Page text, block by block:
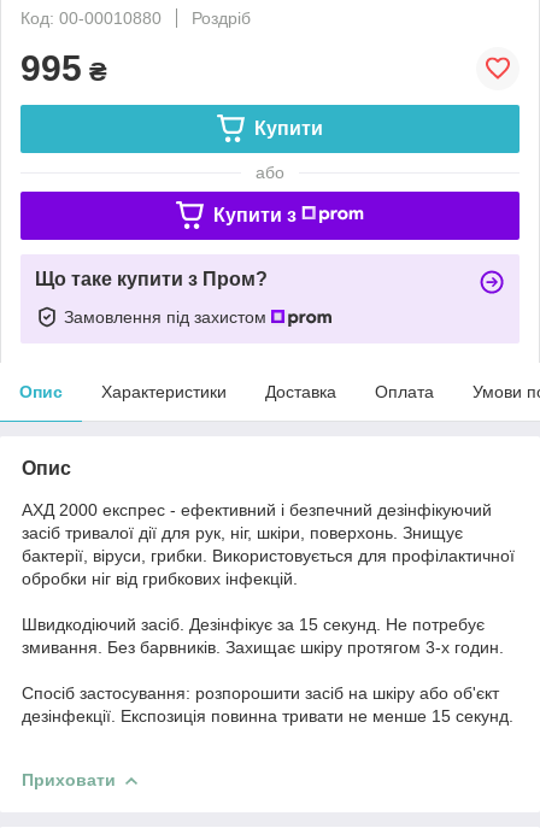
Код: 00-00010880
Роздріб
995 ₴
Купити
або
Купити з
Що таке купити з Пром?
Замовлення під захистом
Опис Характеристики Доставка Оплата Умови
Опис
АХД 2000 експрес - ефективний і безпечний дезінфікуючий
засіб тривалої дії для рук, ніг, шкіри, поверхонь. Знищує
бактерії, віруси, грибки. Використовується для профілактичної
обробки ніг від грибкових інфекцій.
Швидкодіючий засіб. Дезінфікує за 15 секунд. Не потребує
змивання. Без барвників. Захищає шкіру протягом 3-х годин.
Спосіб застосування: розпорошити засіб на шкіру або об'єкт
дезінфекції. Експозиція повинна тривати не менше 15 секунд.
Приховати